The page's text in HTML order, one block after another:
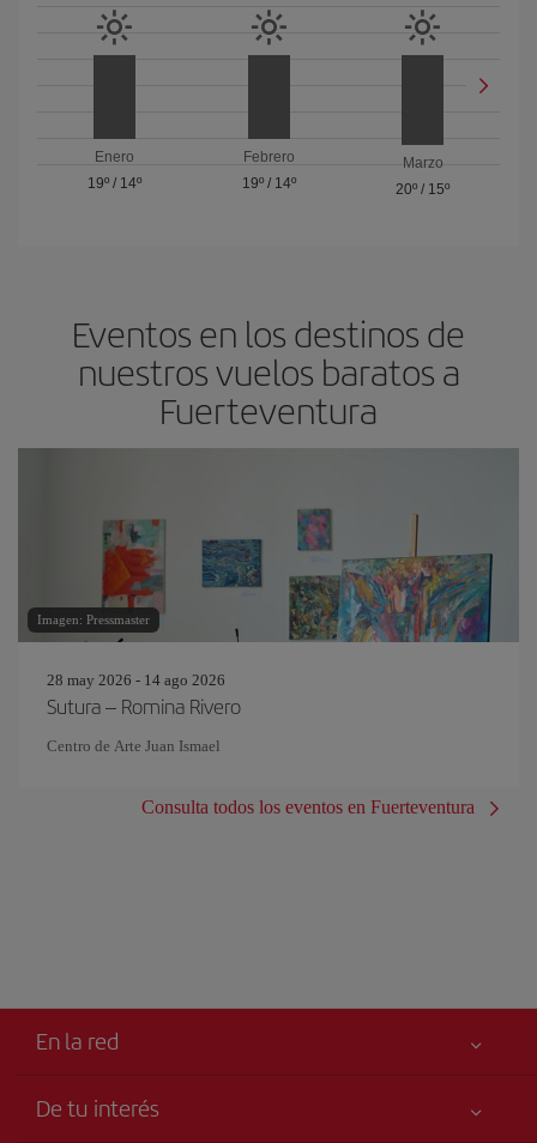
Enero
19º/ 14º
Febrero
19º/ 14º
Marzo
20º / 15º
Eventos en los destinos de
nuestros vuelos baratos a
Fuerteventura
Imagen: Pressmaster
28 may 2026 - 14 ago 2026
Sutura – Romina Rivero
Centro de Arte Juan Ismael
Consulta todos los eventos en Fuerteventura
En la red
De tu interés